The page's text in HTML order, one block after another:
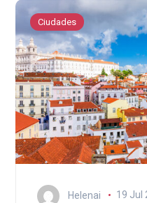
Ciudades
Helenai 19 Jul